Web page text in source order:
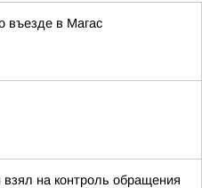
въезде в Магас
на контроль обращения